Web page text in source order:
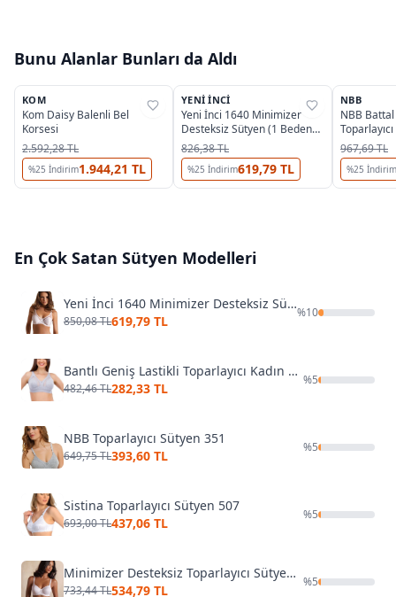
Bunu Alanlar Bunları da Aldı
%28
KOM
Kom Daisy Balenli Bel
Korsesi
2.592,28 TL
%25 İndirim1.944,21 TL
%27
YENI İNCI
Yeni İnci 1640 Minimizer
Desteksiz Sütyen (1 Beden
Küçültür)
826,38 TL
%25 İndirim619,79 TL
%45
NBB
NBB
967,69 TL
%25 İndirim
En Çok Satan Sütyen Modelleri
Yeni İnci 1640 Minimizer Desteksiz Sütyen (1 Beden Küçültür)
850,08 TL619,79 TL
%10
Bantlı Geniş Lastikli Toparlayıcı Kadın Sütyen Liza 541
482,46 TL282,33 TL
%5
NBB Toparlayıcı Sütyen 351
649,75 TL393,60 TL
%5
Sistina Toparlayıcı Sütyen 507
693,00 TL437,06 TL
%5
Minimizer Desteksiz Toparlayıcı Sütyen Yeni İnci 1950
733,44 TL534,79 TL
%5